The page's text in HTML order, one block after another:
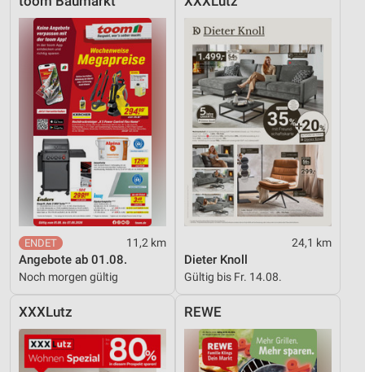
11,2 km
Angebote ab 01.08.
Noch morgen gültig
24,1 km
Dieter Knoll
Gültig bis Fr. 14.08.
XXXLutz REWE